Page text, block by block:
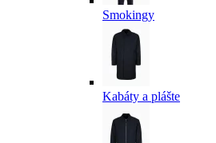
Smokingy
Kabáty a plášte